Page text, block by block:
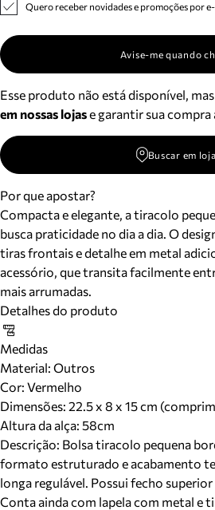
Quero receber novidades e promoções por
Avise-me quando
Esse produto não está disponível,
em nossas lojase garantir sua compra
Buscar em
Por que apostar?
Compacta e elegante, a tiracolo
busca praticidade no dia a dia. O
tiras frontais e detalhe em metal
acessório, que transita facilmente
mais arrumadas.
Detalhes do produto
Medidas
Material: Outros
Cor: Vermelho
Dimensões: 22.5 x 8 x 15 cm
Altura da alça: 58cm
Descrição: Bolsa tiracolo pequena
formato estruturado e acabamento
longa regulável. Possui fecho
Conta ainda com lapela com metal e